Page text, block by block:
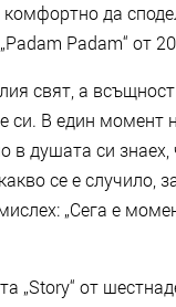
да
Padam“ от
свят, а
си. В един момент
в душата си
се е случило,
„Сега е
„Story“ от